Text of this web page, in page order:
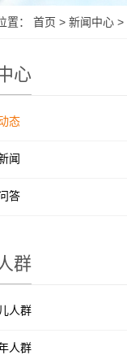
置： 首页 > 新闻中心 >
心
态
闻
答
群
人群
人群